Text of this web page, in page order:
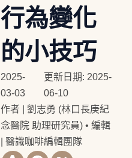
行為變化
的小技巧
2025-
03-03
更新日期: 2025-
06-10
作者 | 劉志勇 (林口長庚紀
念醫院 助理研究員)• 編輯
| 醫識咖啡編輯團隊